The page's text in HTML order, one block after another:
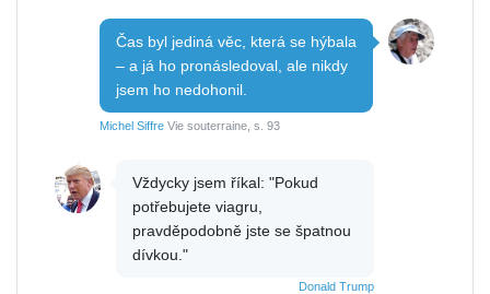
Čas byl jediná věc, která se hýbala
– a já ho pronásledoval, ale nikdy
jsem ho nedohonil.
Michel Siffre Vie souterraine, s. 93
Vždycky jsem říkal: "Pokud
potřebujete viagru,
pravděpodobně jste se špatnou
dívkou."
Donald Trump